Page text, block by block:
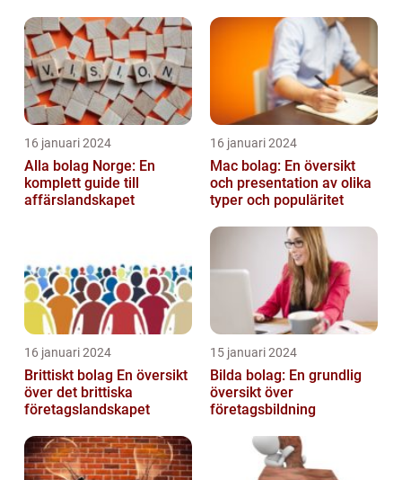
16 januari 2024
Alla bolag Norge: En
komplett guide till
affärslandskapet
16 januari 2024
Mac bolag: En översikt
och presentation av olika
typer och populäritet
16 januari 2024
Brittiskt bolag En översikt
över det brittiska
företagslandskapet
15 januari 2024
Bilda bolag: En grundlig
översikt över
företagsbildning